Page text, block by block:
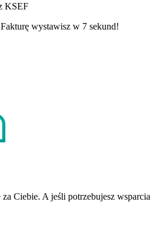
KSEF
wystawisz w 7 sekund!
Ciebie. A jeśli potrzebujesz wsparcia